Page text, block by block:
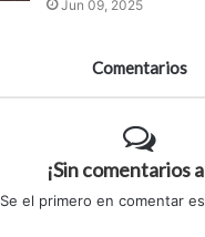
Jun 09, 2025
Comentarios
¡Sin comentarios
Se el primero en comentar